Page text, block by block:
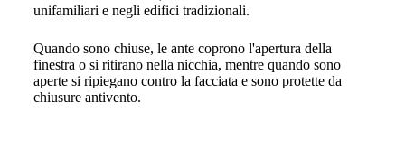
unifamiliari e negli edifici tradizionali.
Quando sono chiuse, le ante coprono l'apertura della
finestra o si ritirano nella nicchia, mentre quando sono
aperte si ripiegano contro la facciata e sono protette da
chiusure antivento.